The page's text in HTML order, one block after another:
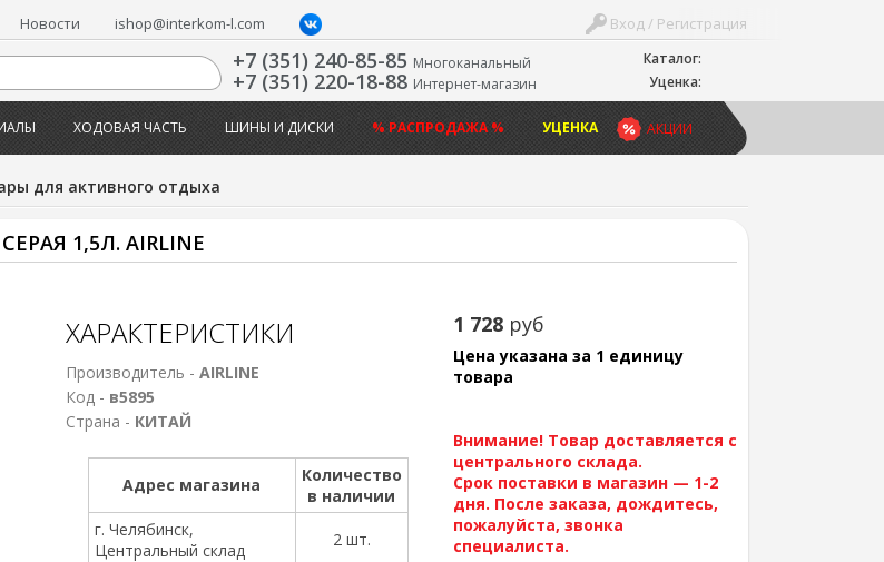
Каталог:
Уценка:
Вход / Регистрация
Новости ishop@interkom-l.com
+7 (351) 240-85-85 Многоканальный
+7 (351) 220-18-88 Интернет-магазин
АКЦИИ
ХОДОВАЯ ЧАСТЬ ШИНЫ И ДИСКИ % РАСПРОДАЖА % УЦЕНКА
для активного отдыха
1,5Л. AIRLINE
1 728 руб
Цена указана за 1 единицу
товара
Внимание! Товар доставляется с
центрального склада.
Срок поставки в магазин — 1-2
дня. После заказа, дождитесь,
пожалуйста, звонка
специалиста.
ХАРАКТЕРИСТИКИ
Производитель - AIRLINE
Код - в5895
Страна - КИТАЙ
Адрес магазина
Количество
в наличии
г. Челябинск,
Центральный склад
2 шт.